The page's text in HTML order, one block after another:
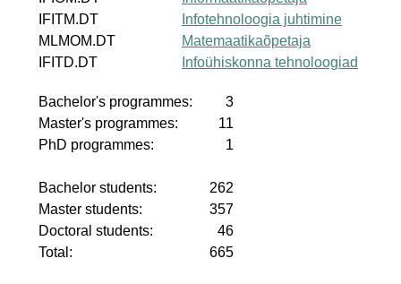
IFITM.DT
Infotehnoloogia juhtimine
MLMOM.DT
Matemaatikaõpetaja
IFITD.DT
Infoühiskonna tehnoloogiad
Bachelor's programmes:
3
Master's programmes:
11
PhD programmes:
1
Bachelor students:
262
Master students:
357
Doctoral students:
46
Total:
665